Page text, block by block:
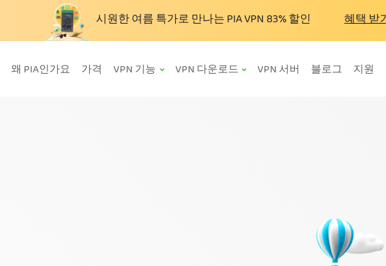
시원한 여름 특가로 만나는 PIA VPN83%할인 혜택 받
왜 PIA인가요 가격 VPN 기능 VPN 다운로드 VPN 서버 블로그 지원